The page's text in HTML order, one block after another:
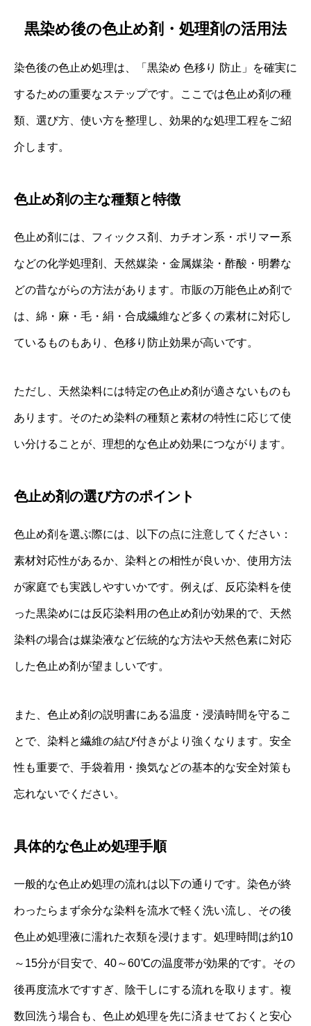
黒染め後の色止め剤・処理剤の活用法
染色後の色止め処理は、「黒染め 色移り 防止」を確実に
するための重要なステップです。ここでは色止め剤の種
類、選び方、使い方を整理し、効果的な処理工程をご紹
介します。
色止め剤の主な種類と特徴
色止め剤には、フィックス剤、カチオン系・ポリマー系
などの化学処理剤、天然媒染・金属媒染・酢酸・明礬な
どの昔ながらの方法があります。市販の万能色止め剤で
は、綿・麻・毛・絹・合成繊維など多くの素材に対応し
ているものもあり、色移り防止効果が高いです。
ただし、天然染料には特定の色止め剤が適さないものも
あります。そのため染料の種類と素材の特性に応じて使
い分けることが、理想的な色止め効果につながります。
色止め剤の選び方のポイント
色止め剤を選ぶ際には、以下の点に注意してください：
素材対応性があるか、染料との相性が良いか、使用方法
が家庭でも実践しやすいかです。例えば、反応染料を使
った黒染めには反応染料用の色止め剤が効果的で、天然
染料の場合は媒染液など伝統的な方法や天然色素に対応
した色止め剤が望ましいです。
また、色止め剤の説明書にある温度・浸漬時間を守るこ
とで、染料と繊維の結び付きがより強くなります。安全
性も重要で、手袋着用・換気などの基本的な安全対策も
忘れないでください。
具体的な色止め処理手順
一般的な色止め処理の流れは以下の通りです。染色が終
わったらまず余分な染料を流水で軽く洗い流し、その後
色止め処理液に濡れた衣類を浸けます。処理時間は約10
～15分が目安で、40～60℃の温度帯が効果的です。その
後再度流水ですすぎ、陰干しにする流れを取ります。複
数回洗う場合も、色止め処理を先に済ませておくと安心